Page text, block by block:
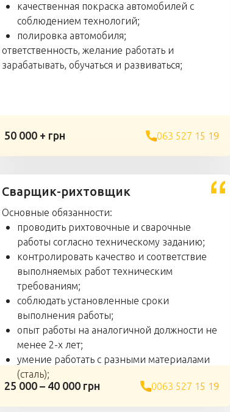
качественная покраска автомобилей с
соблюдением технологий;
полировка автомобиля;
ответственность, желание работать и
зарабатывать, обучаться и развиваться;
50 000 + грн 063 527 15 19
Сварщик-рихтовщик
Основные обязанности:
проводить рихтовочные и сварочные
работы согласно техническому заданию;
контролировать качество и соответствие
выполняемых работ техническим
требованиям;
соблюдать установленные сроки
выполнения работы;
опыт работы на аналогичной должности не
менее 2-х лет;
умение работать с разными материалами
(сталь);
25 000 – 40 000 грн 0063 527 15 19